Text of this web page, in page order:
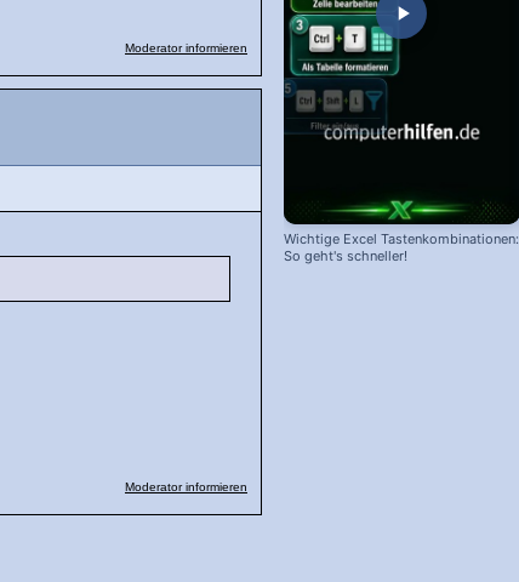
Moderator informieren
Moderator informieren
Wichtige Excel Tastenkombinationen:
So geht's schneller!